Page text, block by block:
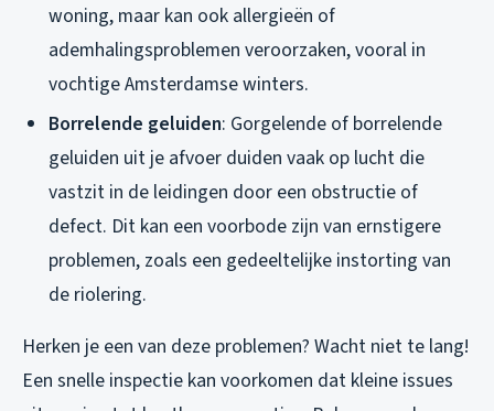
woning, maar kan ook allergieën of
ademhalingsproblemen veroorzaken, vooral in
vochtige Amsterdamse winters.
Borrelende geluiden: Gorgelende of borrelende
geluiden uit je afvoer duiden vaak op lucht die
vastzit in de leidingen door een obstructie of
defect. Dit kan een voorbode zijn van ernstigere
problemen, zoals een gedeeltelijke instorting van
de riolering.
Herken je een van deze problemen? Wacht niet te lang!
Een snelle inspectie kan voorkomen dat kleine issues